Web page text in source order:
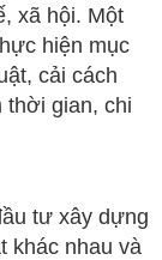
xã hội. Một
hiện mục
cải cách
thời gian, chi
tư xây dựng
khác nhau và